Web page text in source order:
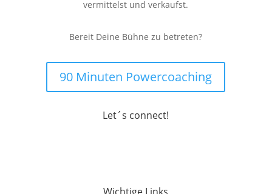
vermittelst und verkaufst.
Bereit Deine Bühne zu betreten?
90 Minuten Powercoaching
Let´s connect!